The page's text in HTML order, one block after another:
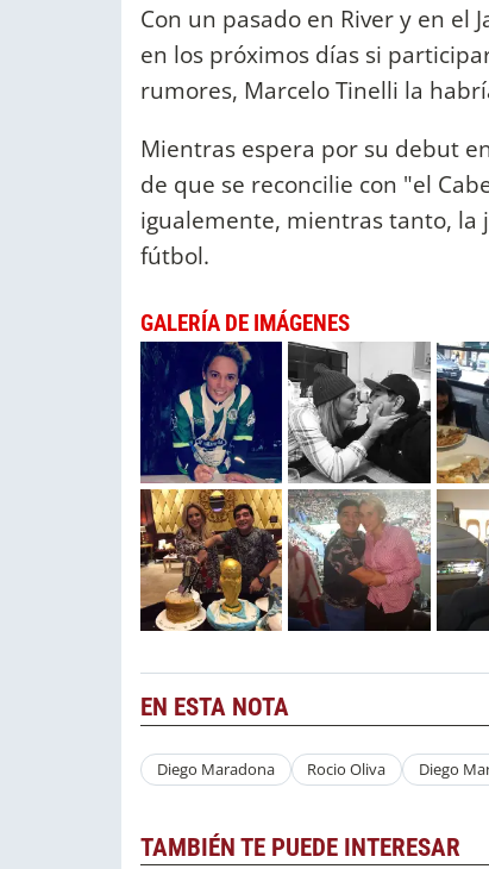
Con un pasado en River y en
en los próximos días si
rumores, Marcelo Tinelli la
Mientras espera por su debut
de que se reconcilie con "el
igualemente, mientras tanto, la
fútbol.
GALERÍA DE IMÁGENES
EN ESTA NOTA
Diego Maradona Rocio Oliva Diego
TAMBIÉN TE PUEDE INTERESAR